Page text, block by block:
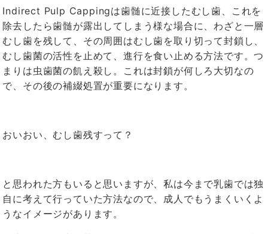
Indirect Pulp Cappingは歯髄に近接したむし歯、これを
除去したら歯髄が露出してしまう様な場合に、わざと一層
むし歯を残して、その周囲はむし歯を取り切って封鎖し、
むし歯菌の活性を止めて、進行を食い止める方法です。つ
まりは虫歯菌の飢え殺し。これは封鎖が何しろ大切なの
で、その後の補綴処置が重要になります。
おいおい、むし歯残すって？
と思われた方もいると思いますが、私は今まで乳歯では独
自に考えて行っていた方法なので、成人でもうまくいくよ
うなイメージがあります。